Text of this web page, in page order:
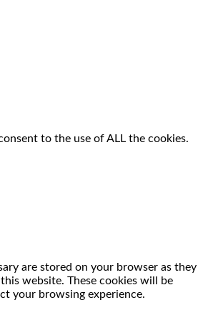
to the use of ALL the cookies.
are stored on your browser as they
website. These cookies will be
your browsing experience.